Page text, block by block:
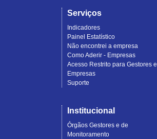
Serviços
Indicadores
Painel Estatístico
Não encontrei a empresa
Como Aderir - Empresas
Acesso Restrito para Gestores e
Empresas
Suporte
Institucional
Órgãos Gestores e de
Monitoramento